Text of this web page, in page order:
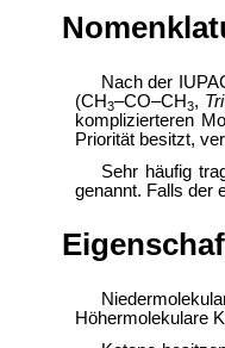
Nach der
(CH3–CO–CH3,
komplizierteren
Priorität besitzt,
Sehr häufig
genannt. Falls der
Höhermolekulare